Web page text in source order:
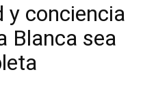
y conciencia
Blanca sea